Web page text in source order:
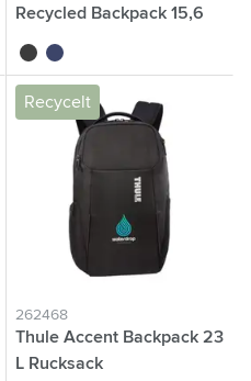
Recycled Backpack 15,6
noir bleu
Recycelt
262468
Thule Accent Backpack 23
L Rucksack